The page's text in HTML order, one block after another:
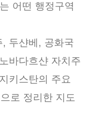
어떤 행정구역
두샨베, 공화국
바다흐샨 자치주
키스탄의 주요
로 정리한 지도